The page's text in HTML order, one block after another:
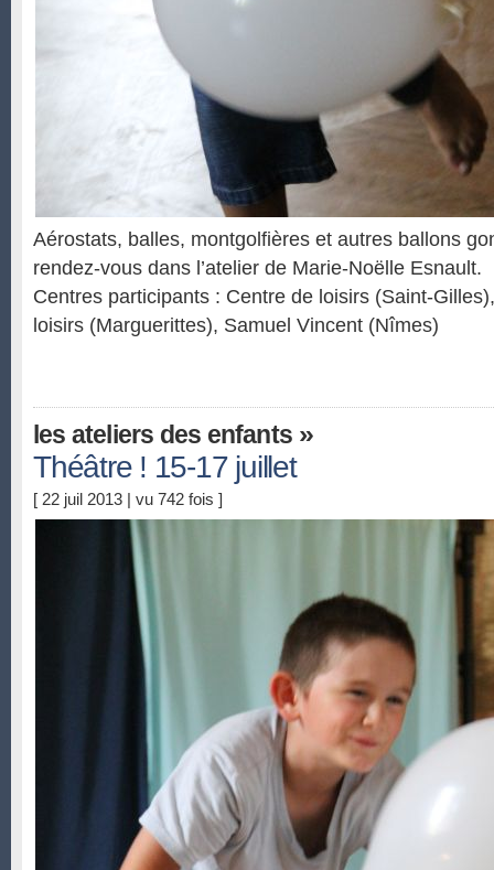
Aérostats, balles, montgolfières et autres ballons
rendez-vous dans l’atelier de Marie-Noëlle Esnault.
Centres participants : Centre de loisirs (Saint-
loisirs (Marguerittes), Samuel Vincent (Nîmes)
les ateliers des enfants »
Théâtre ! 15-17 juillet
[ 22 juil 2013 | vu 742 fois ]